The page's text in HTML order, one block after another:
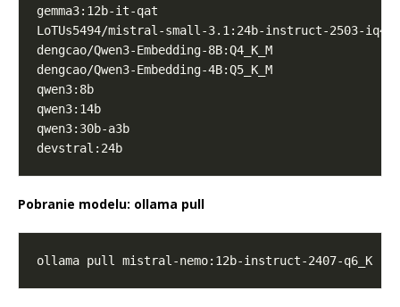
gemma3:12b-it-qat
LoTUs5494/mistral-small-3.1:24b-instruct-2503-
dengcao/Qwen3-Embedding-8B:Q4_K_M
dengcao/Qwen3-Embedding-4B:Q5_K_M
qwen3:8b
qwen3:14b
qwen3:30b-a3b
devstral:24b
Pobranie modelu: ollama pull